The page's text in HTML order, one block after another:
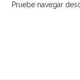
Pruebe navegar